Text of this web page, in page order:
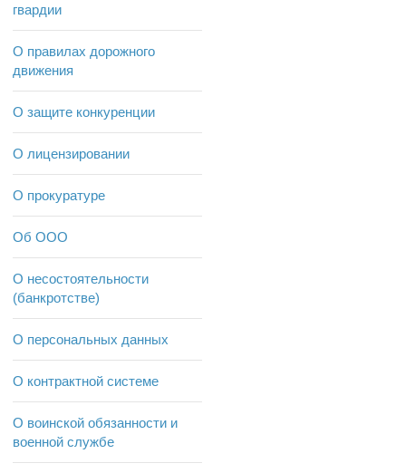
гвардии
О правилах дорожного
движения
О защите конкуренции
О лицензировании
О прокуратуре
Об ООО
О несостоятельности
(банкротстве)
О персональных данных
О контрактной системе
О воинской обязанности и
военной службе